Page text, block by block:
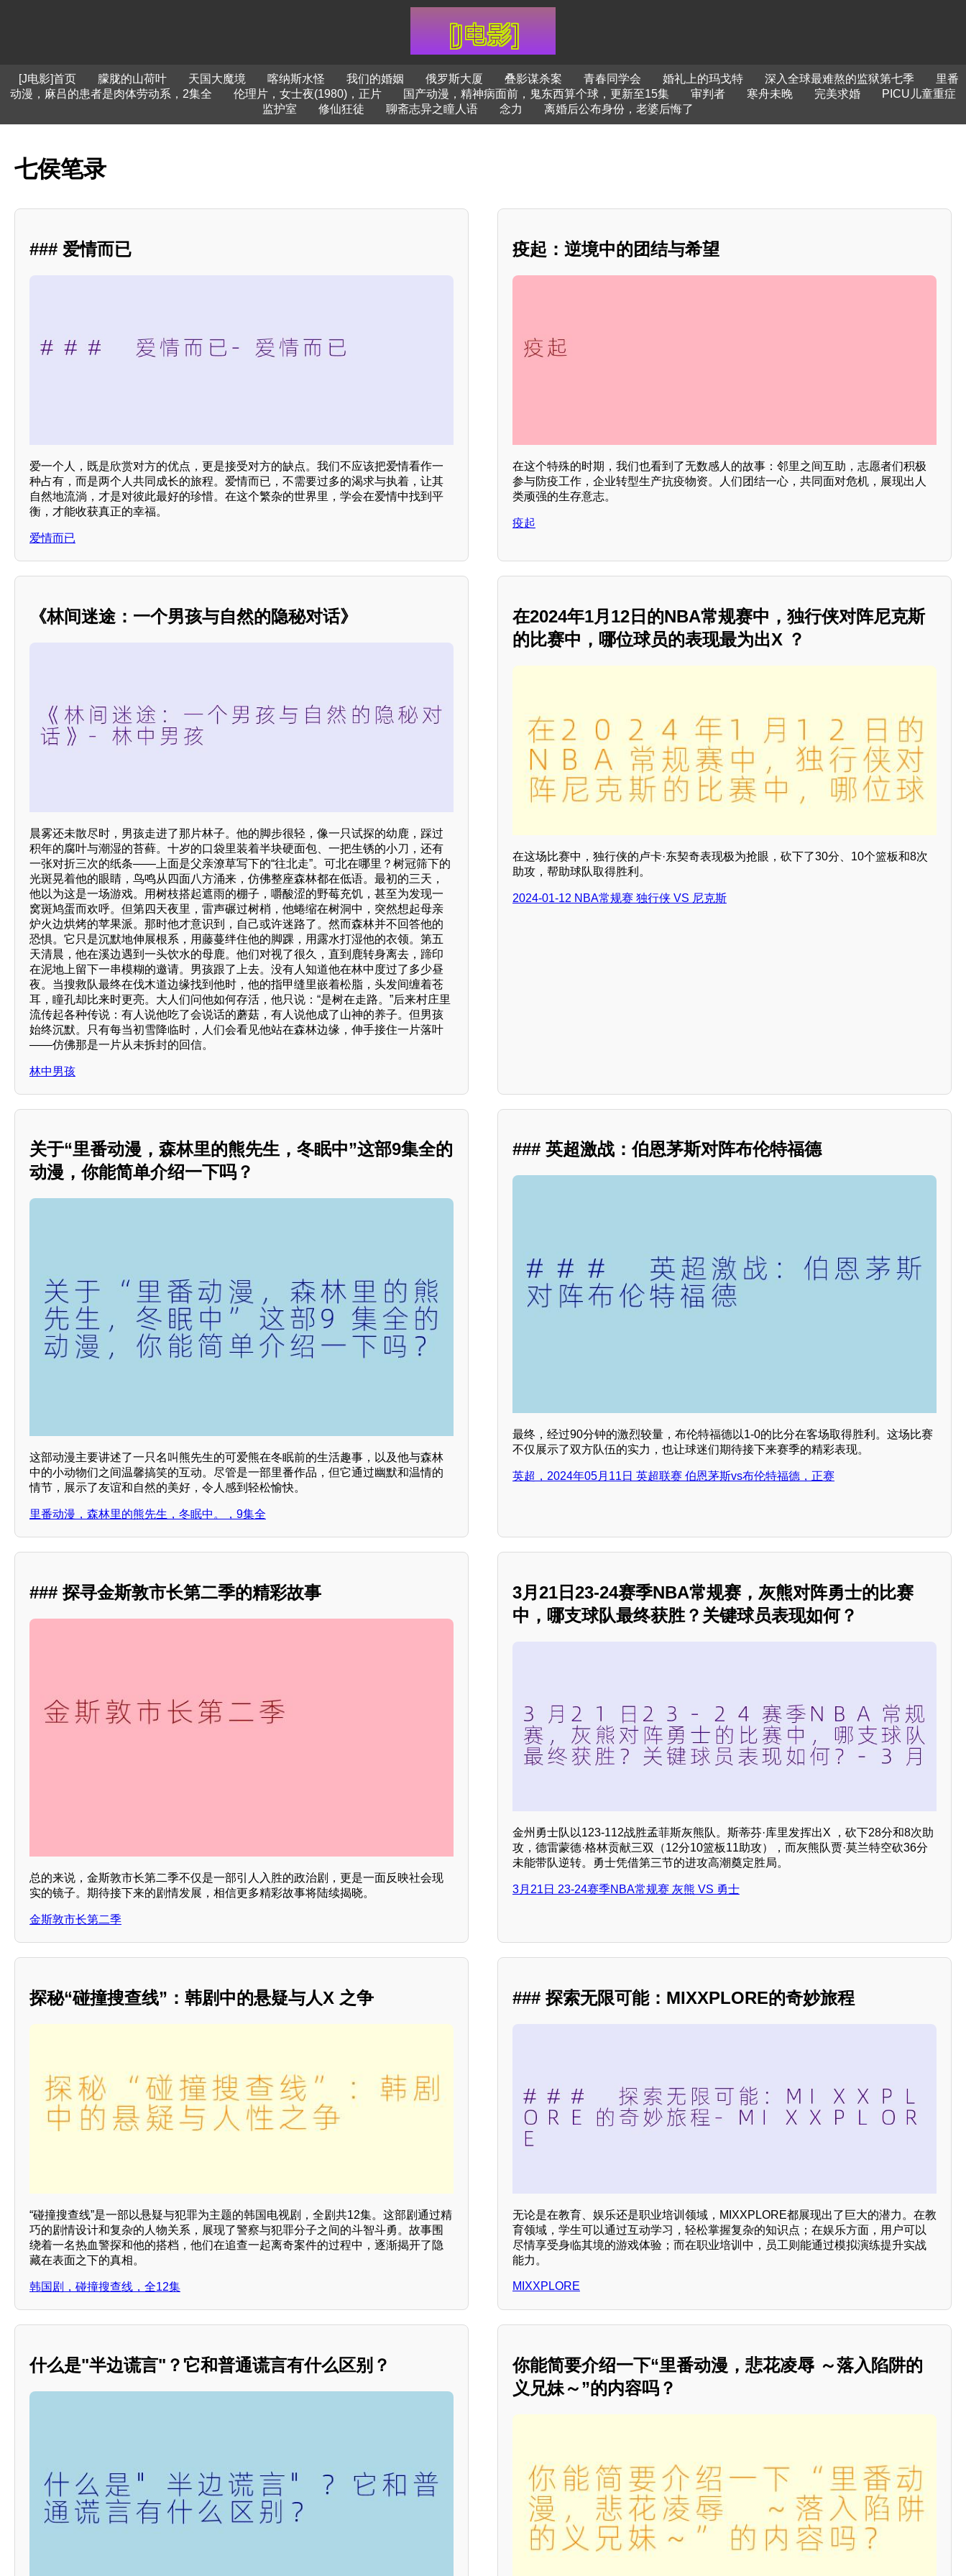
[J电影]首页 朦胧的山荷叶 天国大魔境 喀纳斯水怪 我们的婚姻 俄罗斯大厦 叠影谋杀案 青春同学会 婚礼上的玛戈特 深入全球最难熬的监狱第七季
里番
动漫，麻吕的患者是肉体劳动系，2集全
伦理片，女士夜(1980)，正片 国产动漫，精神病面前，鬼东西算个球，更新至15集 审判者 寒舟未晚 完美求婚
PICU儿童重症
监护室
修仙狂徒 聊斋志异之瞳人语 念力 离婚后公布身份，老婆后悔了
七侯笔录
### 爱情而已
爱一个人，既是欣赏对方的优点，更是接受对方的缺点。我们不应该把爱情看作一
种占有，而是两个人共同成长的旅程。爱情而已，不需要过多的渴求与执着，让其
自然地流淌，才是对彼此最好的珍惜。在这个繁杂的世界里，学会在爱情中找到平
衡，才能收获真正的幸福。
爱情而已
疫起：逆境中的团结与希望
在这个特殊的时期，我们也看到了无数感人的故事：邻里之间互助，志愿者们积极
参与防疫工作，企业转型生产抗疫物资。人们团结一心，共同面对危机，展现出人
类顽强的生存意志。
疫起
《林间迷途：一个男孩与自然的隐秘对话》
晨雾还未散尽时，男孩走进了那片林子。他的脚步很轻，像一只试探的幼鹿，踩过
积年的腐叶与潮湿的苔藓。十岁的口袋里装着半块硬面包、一把生锈的小刀，还有
一张对折三次的纸条——上面是父亲潦草写下的“往北走”。可北在哪里？树冠筛下的
光斑晃着他的眼睛，鸟鸣从四面八方涌来，仿佛整座森林都在低语。最初的三天，
他以为这是一场游戏。用树枝搭起遮雨的棚子，嚼酸涩的野莓充饥，甚至为发现一
窝斑鸠蛋而欢呼。但第四天夜里，雷声碾过树梢，他蜷缩在树洞中，突然想起母亲
炉火边烘烤的苹果派。那时他才意识到，自己或许迷路了。然而森林并不回答他的
恐惧。它只是沉默地伸展根系，用藤蔓绊住他的脚踝，用露水打湿他的衣领。第五
天清晨，他在溪边遇到一头饮水的母鹿。他们对视了很久，直到鹿转身离去，蹄印
在泥地上留下一串模糊的邀请。男孩跟了上去。没有人知道他在林中度过了多少昼
夜。当搜救队最终在伐木道边缘找到他时，他的指甲缝里嵌着松脂，头发间缠着苍
耳，瞳孔却比来时更亮。大人们问他如何存活，他只说：“是树在走路。”后来村庄里
流传起各种传说：有人说他吃了会说话的蘑菇，有人说他成了山神的养子。但男孩
始终沉默。只有每当初雪降临时，人们会看见他站在森林边缘，伸手接住一片落叶
——仿佛那是一片从未拆封的回信。
林中男孩
在2024年1月12日的NBA常规赛中，独行侠对阵尼克斯
的比赛中，哪位球员的表现最为出X ？
在这场比赛中，独行侠的卢卡·东契奇表现极为抢眼，砍下了30分、10个篮板和8次
助攻，帮助球队取得胜利。
2024-01-12 NBA常规赛 独行侠 VS 尼克斯
关于“里番动漫，森林里的熊先生，冬眠中”这部9集全的
动漫，你能简单介绍一下吗？
这部动漫主要讲述了一只名叫熊先生的可爱熊在冬眠前的生活趣事，以及他与森林
中的小动物们之间温馨搞笑的互动。尽管是一部里番作品，但它通过幽默和温情的
情节，展示了友谊和自然的美好，令人感到轻松愉快。
里番动漫，森林里的熊先生，冬眠中。，9集全
### 英超激战：伯恩茅斯对阵布伦特福德
最终，经过90分钟的激烈较量，布伦特福德以1-0的比分在客场取得胜利。这场比赛
不仅展示了双方队伍的实力，也让球迷们期待接下来赛季的精彩表现。
英超，2024年05月11日 英超联赛 伯恩茅斯vs布伦特福德，正赛
### 探寻金斯敦市长第二季的精彩故事
总的来说，金斯敦市长第二季不仅是一部引人入胜的政治剧，更是一面反映社会现
实的镜子。期待接下来的剧情发展，相信更多精彩故事将陆续揭晓。
金斯敦市长第二季
3月21日23-24赛季NBA常规赛，灰熊对阵勇士的比赛
中，哪支球队最终获胜？关键球员表现如何？
金州勇士队以123-112战胜孟菲斯灰熊队。斯蒂芬·库里发挥出X ，砍下28分和8次助
攻，德雷蒙德·格林贡献三双（12分10篮板11助攻），而灰熊队贾·莫兰特空砍36分
未能带队逆转。勇士凭借第三节的进攻高潮奠定胜局。
3月21日 23-24赛季NBA常规赛 灰熊 VS 勇士
探秘“碰撞搜查线”：韩剧中的悬疑与人X 之争
“碰撞搜查线”是一部以悬疑与犯罪为主题的韩国电视剧，全剧共12集。这部剧通过精
巧的剧情设计和复杂的人物关系，展现了警察与犯罪分子之间的斗智斗勇。故事围
绕着一名热血警探和他的搭档，他们在追查一起离奇案件的过程中，逐渐揭开了隐
藏在表面之下的真相。
韩国剧，碰撞搜查线，全12集
### 探索无限可能：MIXXPLORE的奇妙旅程
无论是在教育、娱乐还是职业培训领域，MIXXPLORE都展现出了巨大的潜力。在教
育领域，学生可以通过互动学习，轻松掌握复杂的知识点；在娱乐方面，用户可以
尽情享受身临其境的游戏体验；而在职业培训中，员工则能通过模拟演练提升实战
能力。
MIXXPLORE
什么是"半边谎言"？它和普通谎言有什么区别？
你能简要介绍一下“里番动漫，悲花凌辱 ～落入陷阱的
义兄妹～”的内容吗？